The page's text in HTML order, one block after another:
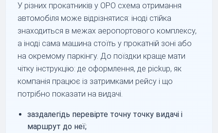
У різних прокатників у OPO схема отримання
автомобіля може відрізнятися: іноді стійка
знаходиться в межах аеропортового комплексу,
а іноді сама машина стоїть у прокатній зоні або
на окремому паркінгу. До поїздки краще мати
чітку інструкцію: де оформлення, де pickup, як
компанія працює із затримками рейсу і що
потрібно показати на видачі.
заздалегідь перевірте точну точку видачі і
маршрут до неї;